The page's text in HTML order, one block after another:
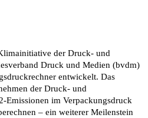
der Druck- und
Druck und Medien (bvdm)
entwickelt. Das
der Druck- und
Emissionen im Verpackungsdruck
– ein weiterer Meilenstein